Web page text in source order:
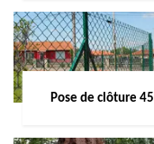
Pose de clôture 45